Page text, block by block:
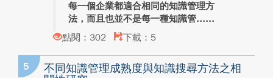
每一個企業都適合相同的知識管理方
法，而且也並不是每一種知識管...
點閱：302
下載：5
5
不同知識管理成熟度與知識搜尋方法之相